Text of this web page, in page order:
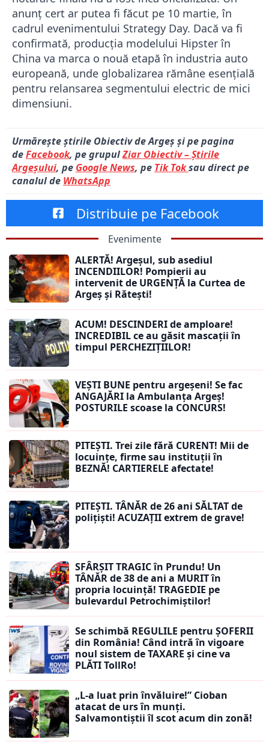
anunț cert ar putea fi făcut pe 10 martie, în
cadrul evenimentului Strategy Day. Dacă va fi
confirmată, producția modelului Hipster în
China va marca o nouă etapă în industria auto
europeană, unde globalizarea rămâne esențială
pentru relansarea segmentului electric de mici
dimensiuni.
Urmărește știrile Obiectiv de Argeș și pe pagina
deFacebook, pe grupulZiar Obiectiv – Știrile
Argeșului, pe Google News, pe Tik Toksau direct pe
canalul de WhatsApp
Distribuie pe Facebook
Evenimente
ALERTĂ! Argeșul, sub asediul
INCENDIILOR! Pompierii au
intervenit de URGENȚĂ la Curtea de
Argeș și Rătești!
ACUM! DESCINDERI de amploare!
INCREDIBIL ce au găsit mascații în
timpul PERCHEZIȚIILOR!
VEȘTI BUNE pentru argeșeni! Se fac
ANGAJĂRI la Ambulanța Argeș!
POSTURILE scoase la CONCURS!
PITEȘTI. Trei zile fără CURENT! Mii de
locuințe, firme sau instituții în
BEZNĂ! CARTIERELE afectate!
PITEȘTI. TÂNĂR de 26 ani SĂLTAT de
polițiști! ACUZAȚII extrem de grave!
SFÂRȘIT TRAGIC în Prundu! Un
TÂNĂR de 38 de ani a MURIT în
propria locuință! TRAGEDIE pe
bulevardul Petrochimiștilor!
Se schimbă REGULILE pentru ȘOFERII
din România! Când intră în vigoare
noul sistem de TAXARE și cine va
PLĂTI TollRo!
„L-a luat prin învăluire!” Cioban
atacat de urs în munți.
Salvamontiștii îl scot acum din zonă!